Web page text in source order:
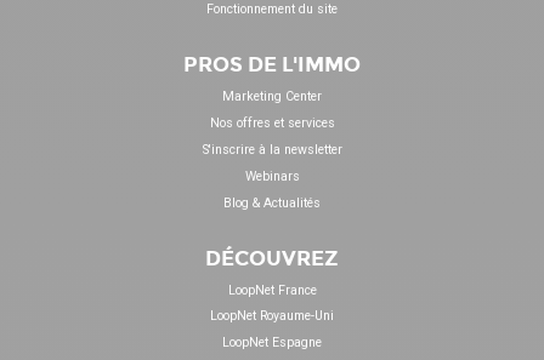
Fonctionnement du site
PROS DE L'IMMO
Marketing Center
Nos offres et services
S'inscrire à la newsletter
Webinars
Blog & Actualités
DÉCOUVREZ
LoopNet France
LoopNet Royaume-Uni
LoopNet Espagne